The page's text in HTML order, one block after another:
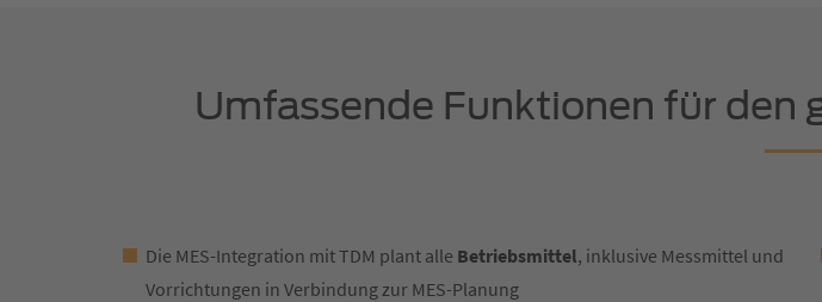
Umfassende Funktionen für den
Die MES-Integration mit TDM plant alle Betriebsmittel, inklusive Messmittel und
Vorrichtungen in Verbindung zur MES-Planung